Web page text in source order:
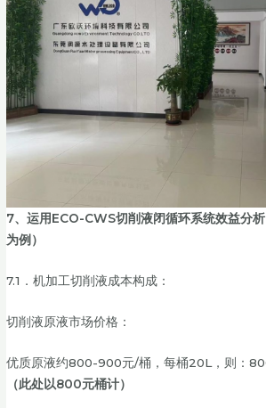
7、运用ECO-CWS切削液闭循环系统效益分
为例）
7.1．机加工切削液成本构成：
切削液原液市场价格：
优质原液约800-900元/桶，每桶20L，则：
（此处以800元桶计）